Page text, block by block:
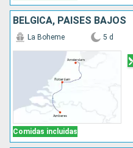
BÉLGICA, PAISES BAJOS
Comidas incluidas
La Boheme 5 d